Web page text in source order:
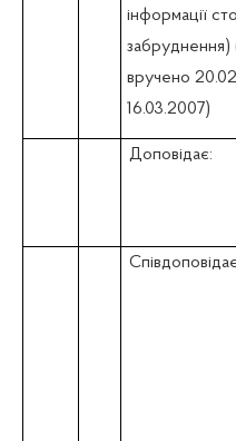
інформації
забруднення)
вручено
16.03.2007)
Доповідає: